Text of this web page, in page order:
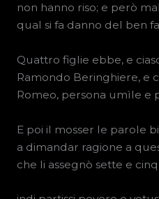
non hanno riso; e però
qual si fa danno del ben
Quattro figlie ebbe, e
Ramondo Beringhiere, e
Romeo, persona umìle e
E poi il mosser le parole
a dimandar ragione a
che li assegnò sette e